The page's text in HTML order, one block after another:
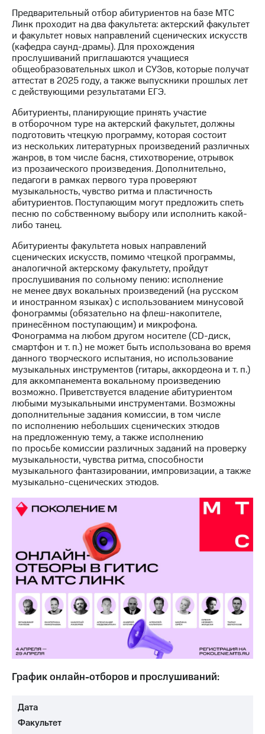
Описание
Еврооблигации-2023
Уведомление
о
погашении
именных
облигаций
Другое
Регистратор
Реквизиты
Контакты
развитие
деловая этика
На главную
Предварительный отбор абитуриентов на базе МТС
Линк проходит на два факультета: актерский факультет
и факультет новых направлений сценических искусств
(кафедра саунд-драмы). Для прохождения
прослушиваний приглашаются учащиеся
общеобразовательных школ и СУЗов, которые получат
аттестат в 2025 году, а также выпускники прошлых лет
с действующими результатами ЕГЭ.
Абитуриенты, планирующие принять участие
в отборочном туре на актерский факультет, должны
подготовить чтецкую программу, которая состоит
из нескольких литературных произведений различных
жанров, в том числе басня, стихотворение, отрывок
из прозаического произведения. Дополнительно,
педагоги в рамках первого тура проверяют
музыкальность, чувство ритма и пластичность
абитуриентов. Поступающим могут предложить спеть
песню по собственному выбору или исполнить какой-
либо танец.
Абитуриенты факультета новых направлений
сценических искусств, помимо чтецкой программы,
аналогичной актерскому факультету, пройдут
прослушивания по сольному пению: исполнение
не менее двух вокальных произведений (на русском
и иностранном языках) с использованием минусовой
фонограммы (обязательно на флеш-накопителе,
принесённом поступающим) и микрофона.
Фонограмма на любом другом носителе (СD-диск,
смартфон и т. п.) не может быть использована во время
данного творческого испытания, но использование
музыкальных инструментов (гитары, аккордеона и т. п.)
для аккомпанемента вокальному произведению
возможно. Приветствуется владение абитуриентом
любыми музыкальными инструментами. Возможны
дополнительные задания комиссии, в том числе
по исполнению небольших сценических этюдов
на предложенную тему, а также исполнению
по просьбе комиссии различных заданий на проверку
музыкальности, чувства ритма, способности
музыкального фантазировании, импровизации, а также
музыкально-сценических этюдов.
График онлайн-отборов и прослушиваний:
Дата
Факультет